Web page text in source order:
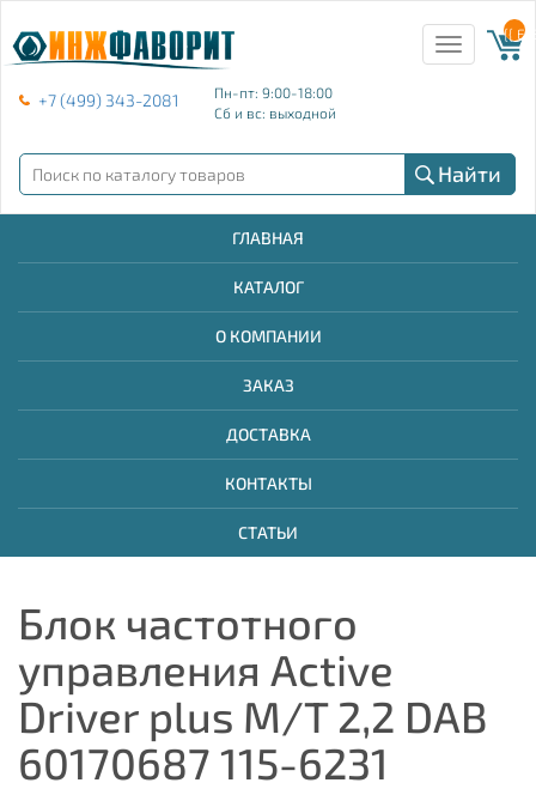
+7 (499) 343-2081
Пн-пт: 9:00-18:00
Сб и вс: выходной
Toggle
navigation
{{
Найти
ГЛАВНАЯ
КАТАЛОГ
О КОМПАНИИ
ЗАКАЗ
ДОСТАВКА
КОНТАКТЫ
СТАТЬИ
Блок частотного
управления Active
Driver plus M/T 2,2 DAB
60170687 115-6231